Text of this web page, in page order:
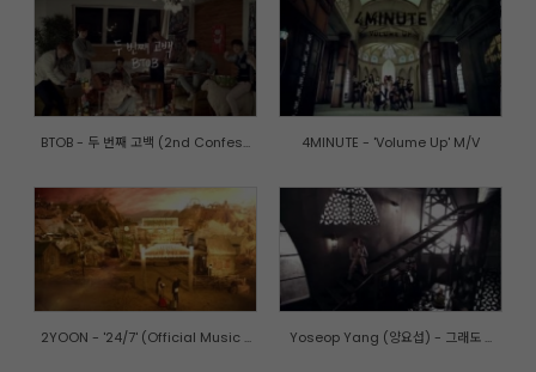
BTOB - 두 번째 고백 (2nd Confes... 4MINUTE - 'Volume Up' M/V
2YOON - '24/7' (Official Music ... Yoseop Yang (양요섭) - 그래도 ...